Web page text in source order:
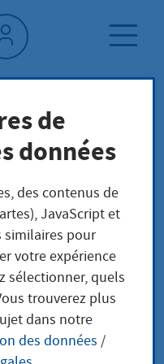
de loisirs font
de
données
des contenus de
JavaScript et
similaires pour
votre expérience
sélectionner, quels
trouverez plus
dans notre
des données /